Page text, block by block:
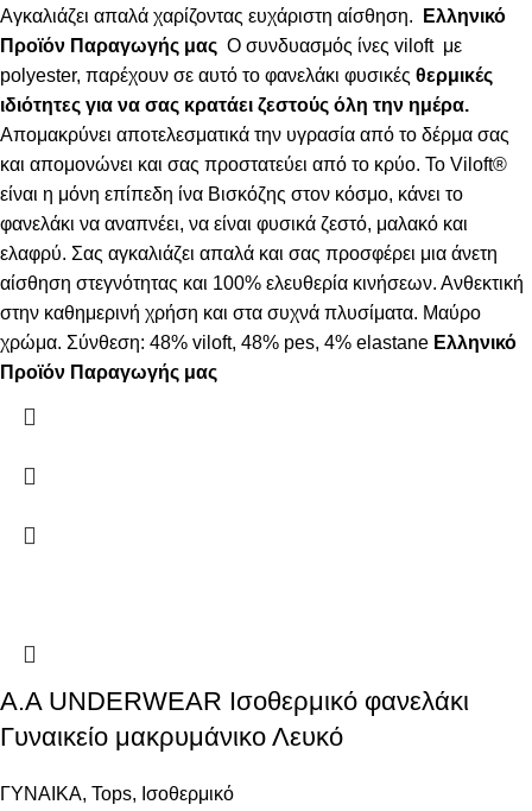
Αγκαλιάζει απαλά χαρίζοντας ευχάριστη αίσθηση.
Ελληνικό
Προϊόν Παραγωγής μας Ο συνδυασμός ίνες viloft με
polyester, παρέχουν σε αυτό το φανελάκι φυσικές θερμικές
ιδιότητες για να σας κρατάει ζεστούς όλη την ημέρα.
Απομακρύνει αποτελεσματικά την υγρασία από το δέρμα σας
και απομονώνει και σας προστατεύει από το κρύο. Το Viloft®
είναι η μόνη επίπεδη ίνα Βισκόζης στον κόσμο, κάνει το
φανελάκι να αναπνέει, να είναι φυσικά ζεστό, μαλακό και
ελαφρύ. Σας αγκαλιάζει απαλά και σας προσφέρει μια άνετη
αίσθηση στεγνότητας και 100% ελευθερία κινήσεων. Ανθεκτική
στην καθημερινή χρήση και στα συχνά πλυσίματα. Μαύρο
χρώμα. Σύνθεση: 48% viloft, 48% pes, 4% elastane Ελληνικό
Προϊόν Παραγωγής μας
Α.A UNDERWEAR Ισοθερμικό φανελάκι
Γυναικείο μακρυμάνικο Λευκό
ΓΥΝΑΙΚΑ, Tops, Ισοθερμικό